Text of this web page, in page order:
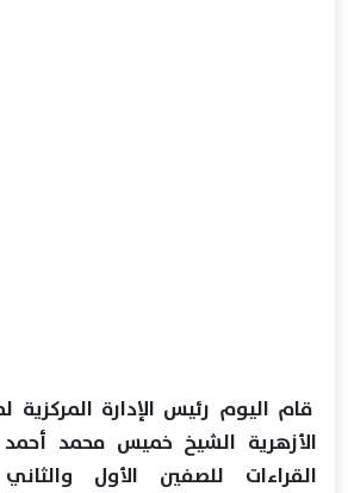
قام اليوم رئيس الإدارة المركزية
الأزهرية الشيخ خميس محمد أحمد
القراءات للصفين الأول